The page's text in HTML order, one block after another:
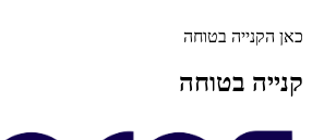
כאן הקנייה בטוחה
קנייה בטוחה